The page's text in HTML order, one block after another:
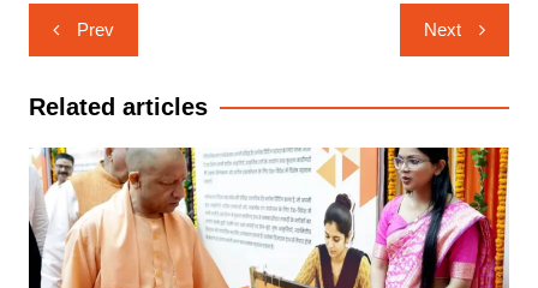
Post
navigation
Prev Next
Related articles